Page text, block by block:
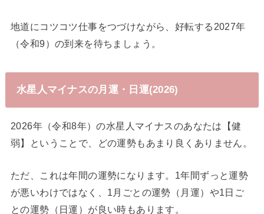
地道にコツコツ仕事をつづけながら、好転する2027年
（令和9）の到来を待ちましょう。
水星人マイナスの月運・日運(2026)
2026年（令和8年）の水星人マイナスのあなたは【健
弱】ということで、どの運勢もあまり良くありません。
ただ、これは年間の運勢になります。1年間ずっと運勢
が悪いわけではなく、1月ごとの運勢（月運）や1日ご
との運勢（日運）が良い時もあります。